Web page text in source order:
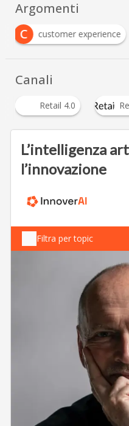
Argomenti
C
customer experience
Canali
Retail 4.0
L’intelligenza
l’innovazione
Filtra per topic